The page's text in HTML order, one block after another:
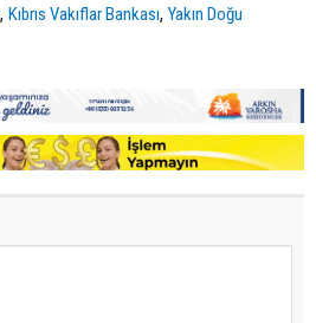
,Kıbrıs Vakıflar Bankası,Yakın Doğu